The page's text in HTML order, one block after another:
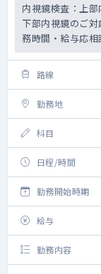
内視鏡検査：上
下部内視鏡のご
務時間・給与応相
路線
勤務地
科目
日程/時間
勤務開始時期
給与
勤務内容